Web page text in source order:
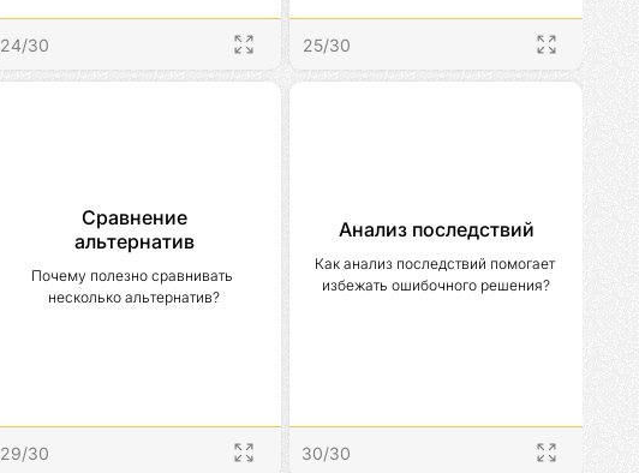
24/30 25/30
Сравнение
альтернатив
Почему полезно сравнивать
несколько альтернатив?
29/30
Анализ последствий
Как анализ последствий помогает
избежать ошибочного решения?
30/30